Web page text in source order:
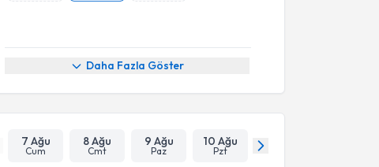
Daha Fazla Göster
7 Ağu
Cum
8 Ağu
Cmt
9 Ağu
Paz
10 Ağu
Pzt